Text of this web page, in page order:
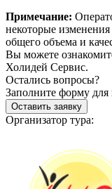
Примечание:
некоторые
общего объема и
Вы можете
Холидей Сервис.
Остались вопросы?
Заполните форму для
Оставить заявку
Организатор тура: